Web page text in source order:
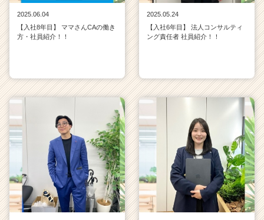
2025.06.04
【入社8年目】 ママさんCAの働き
方・社員紹介！！
2025.05.24
【入社6年目】 法人コンサルティ
ング責任者 社員紹介！！